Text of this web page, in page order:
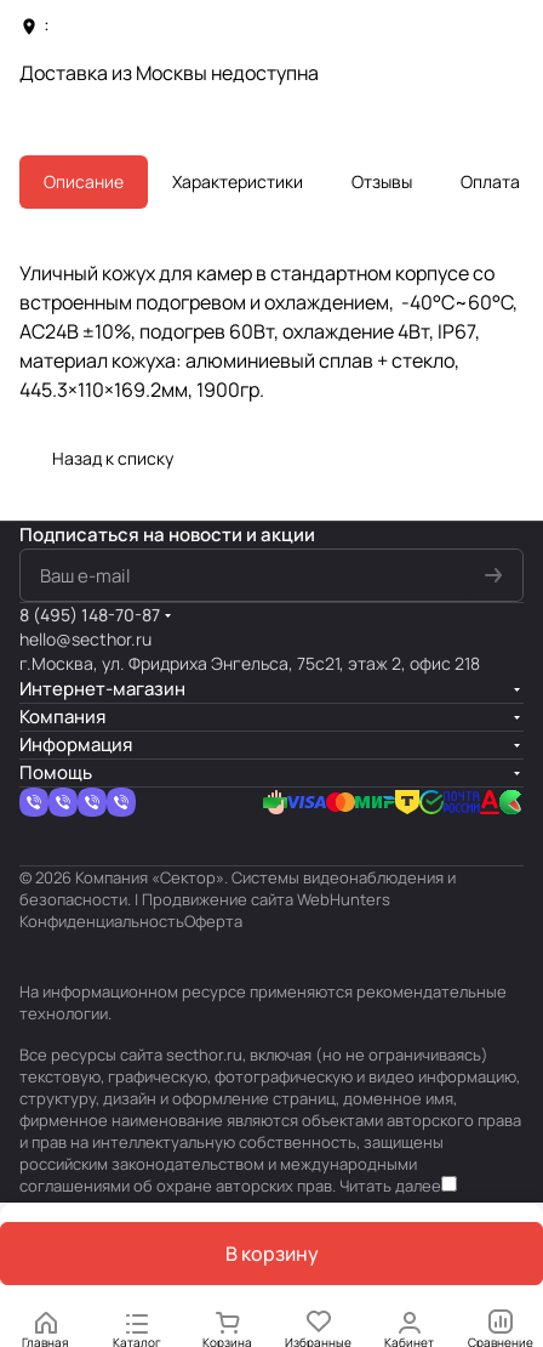
:
Доставка из Москвы недоступна
Описание Характеристики Отзывы Оплата
Уличный кожух для камер в стандартном корпусе со
встроенным подогревом и охлаждением, -40°C~60°C,
AC24В ±10%, подогрев 60Вт, охлаждение 4Вт, IP67,
материал кожуха: алюминиевый сплав + стекло,
445.3×110×169.2мм, 1900гр.
Назад к списку
В корзину
Главная Каталог Корзина Избранные Кабинет Сравнение
Подписаться на новости и акции
8 (495) 148-70-87
hello@secthor.ru
г.Москва, ул. Фридриха Энгельса, 75с21, этаж 2, офис 218
Интернет-магазин
Компания
Информация
Помощь
© 2026 Компания «Сектор». Системы видеонаблюдения и
безопасности. | Продвижение сайтаWebHunters
КонфиденциальностьОферта
На информационном ресурсе применяются рекомендательные
технологии.
Все ресурсы сайта secthor.ru, включая (но не ограничиваясь)
текстовую, графическую, фотографическую и видео информацию,
структуру, дизайн и оформление страниц, доменное имя,
фирменное наименование являются объектами авторского права
и прав на интеллектуальную собственность, защищены
российским законодательством и международными
соглашениями об охране авторских прав. Читать далее